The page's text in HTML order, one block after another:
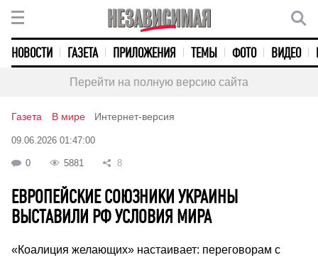
НОВОСТИ ГАЗЕТА ПРИЛОЖЕНИЯ ТЕМЫ ФОТО ВИДЕО
Перейти на полную версию сайта
Газета В мире Интернет-версия
09.06.2026 01:47:00
0 5881 8
ЕВРОПЕЙСКИЕ СОЮЗНИКИ УКРАИНЫ
ВЫСТАВИЛИ РФ УСЛОВИЯ МИРА
«Коалиция желающих» настаивает: переговорам с